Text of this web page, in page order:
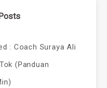
: Coach Suraya Ali
(Panduan